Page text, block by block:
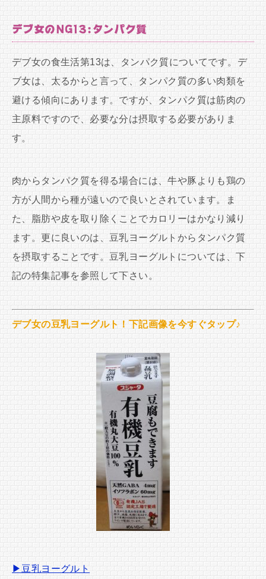
デブ女のNG13:タンパク質
デブ女の食生活第13は、タンパク質についてです。デ
ブ女は、太るからと言って、タンパク質の多い肉類を
避ける傾向にあります。ですが、タンパク質は筋肉の
主原料ですので、必要な分は摂取する必要がありま
す。
肉からタンパク質を得る場合には、牛や豚よりも鶏の
方が人間から種が遠いので良いとされています。ま
た、脂肪や皮を取り除くことでカロリーはかなり減り
ます。更に良いのは、豆乳ヨーグルトからタンパク質
を摂取することです。豆乳ヨーグルトについては、下
記の特集記事を参照して下さい。
デブ女の豆乳ヨーグルト！下記画像を今すぐタップ♪
▶豆乳ヨーグルト